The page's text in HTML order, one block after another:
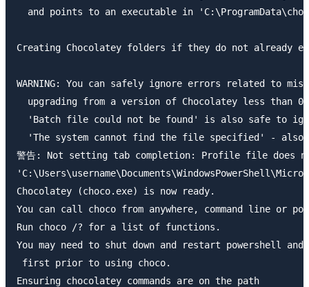
and points to an executable in
Creating Chocolatey folders if they do not already
WARNING: You can safely ignore errors related to
upgrading from a version of Chocolatey less than
'Batch file could not be found' is also safe to
'The system cannot find the file specified' - also
警告: Not setting tab completion: Profile file does
Chocolatey (choco.exe) is now ready.
You can call choco from anywhere, command line or
Run choco /? for a list of functions.
You may need to shut down and restart powershell
first prior to using choco.
Ensuring chocolatey commands are on the path